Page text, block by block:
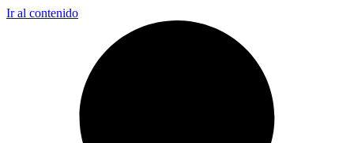
Ir al contenido